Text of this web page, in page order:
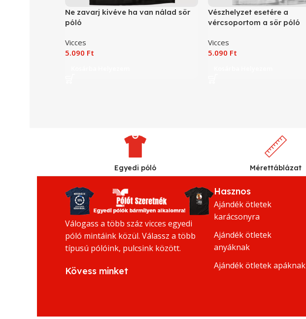
Ne zavarj kivéve ha van nálad sör
póló
Vicces
5.090 Ft
Vészhelyzet esetére a
vércsoportom a sör póló
Vicces
5.090 Ft
Egyedi póló Mérettáblázat
Válogass a több száz vicces egyedi
póló mintáink közül. Válassz a több
típusú pólóink, pulcsink között.
Kövess minket
Hasznos
Ajándék ötletek
karácsonyra
Ajándék ötletek
anyáknak
Ajándék ötletek apáknak